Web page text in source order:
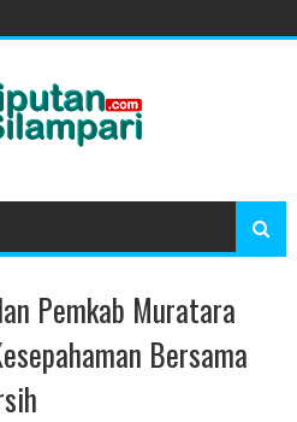
Pemkab Muratara
Bersama